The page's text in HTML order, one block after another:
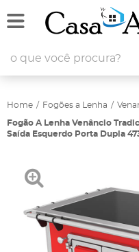
Home Fogões a Lenha
Fogão A Lenha Venâncio
Saída Esquerdo Porta Dupla